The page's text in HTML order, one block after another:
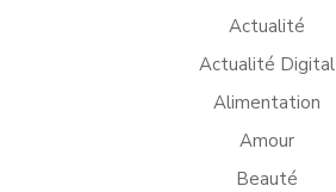
Actualité
Actualité Digital
Alimentation
Amour
Beauté